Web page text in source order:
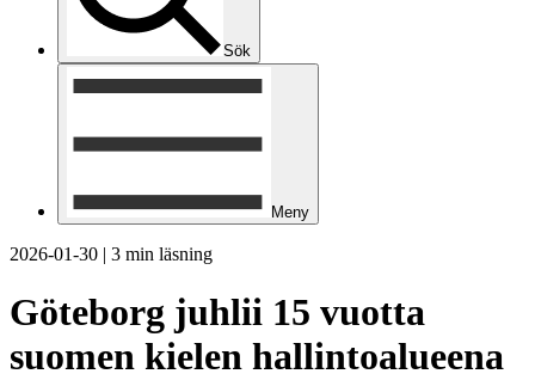
Sök
Meny
2026-01-30 | 3 min läsning
Göteborg juhlii 15 vuotta
suomen kielen hallintoalueena